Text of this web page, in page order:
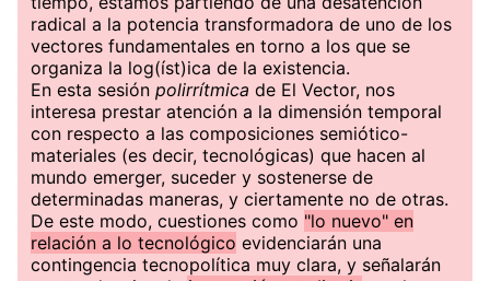
radical a la potencia transformadora de uno de los
vectores fundamentales en torno a los que se
organiza la log(íst)ica de la existencia.
En esta sesión polirrítmica de El Vector, nos
interesa prestar atención a la dimensión temporal
con respecto a las composiciones semiótico-
materiales (es decir, tecnológicas) que hacen al
mundo emerger, suceder y sostenerse de
determinadas maneras, y ciertamente no de otras.
De este modo, cuestiones como "lo nuevo" en
relación a lo tecnológico evidenciarán una
contingencia tecnopolítica muy clara, y señalarán